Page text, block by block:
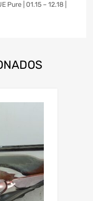
Pure | 01.15 – 12.18 |